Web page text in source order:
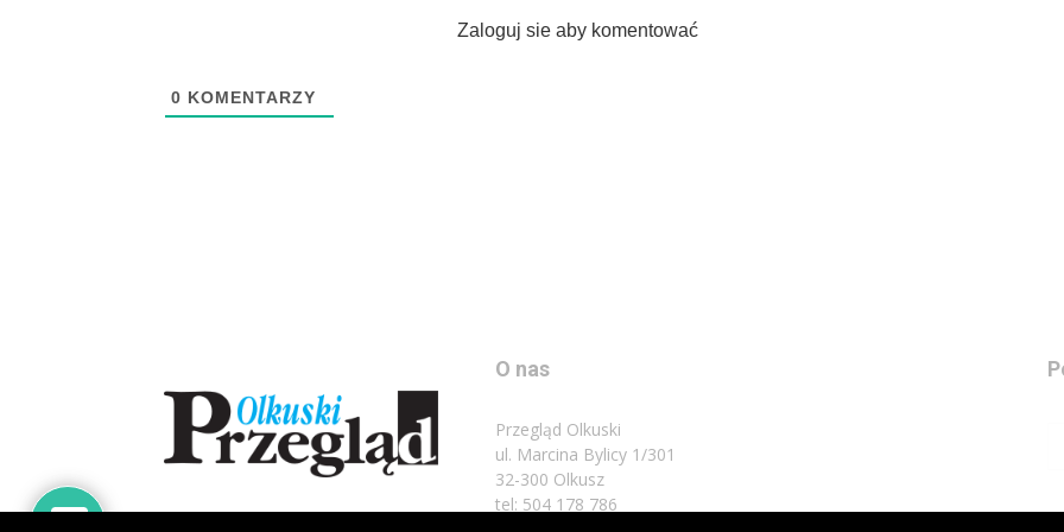
Zaloguj sie aby komentować
0 KOMENTARZY
O nas
Przegląd Olkuski
ul. Marcina Bylicy 1/301
32-300 Olkusz
tel: 504 178 786